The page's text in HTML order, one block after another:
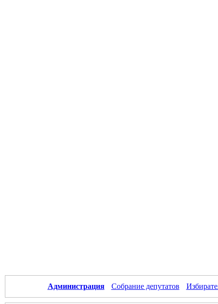
Администрация Собрание депутатов